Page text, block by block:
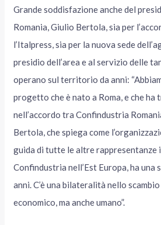
Grande soddisfazione anche del
Romania, Giulio Bertola, sia per
l’Italpress, sia per la nuova sede
presidio dell’area e al servizio delle
operano sul territorio da anni:
progetto che è nato a Roma, e che
nell’accordo tra Confindustria
Bertola, che spiega come
guida di tutte le altre rappresentanze
Confindustria nell’Est Europa, ha
anni. C’è una bilateralità nello
economico, ma anche umano”.